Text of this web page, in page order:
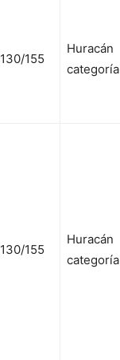
130/155
Huracán
130/155
Huracán